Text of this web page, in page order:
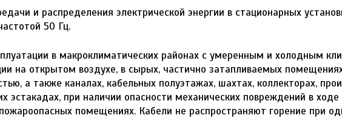
и распределения электрической энергии в стационарных
50 Гц.
в макроклиматических районах с умеренным и холодным
на открытом воздухе, в сырых, частично затапливаемых
а также каналах, кабельных полуэтажах, шахтах, коллекторах,
эстакадах, при наличии опасности механических повреждений в ходе
помещениях. Кабели не распространяют горение при